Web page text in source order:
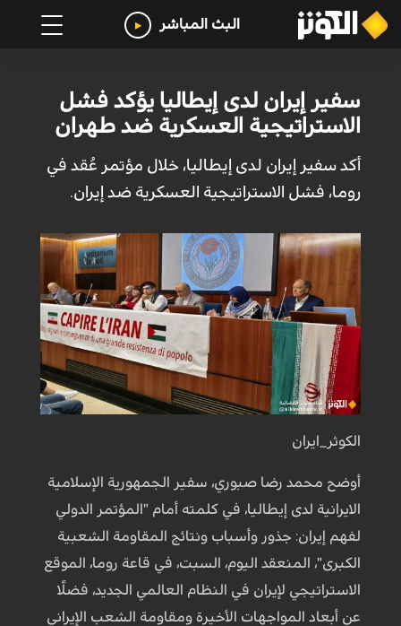
البث المباشر
سفير إيران لدى إيطاليا يؤكد فشل
الاستراتيجية العسكرية ضد طهران
أكد سفير إيران لدى إيطاليا، خلال مؤتمر عُقد في
روما، فشل الاستراتيجية العسكرية ضد إيران.
الكوثر_ايران
أوضح محمد رضا صبوري، سفير الجمهورية الإسلامية
الايرانية لدى إيطاليا، في كلمته أمام "المؤتمر الدولي
لفهم إيران: جذور وأسباب ونتائج المقاومة الشعبية
الكبرى"، المنعقد اليوم، السبت، في قاعة روما، الموقع
الاستراتيجي لإيران في النظام العالمي الجديد، فضلًا
عن أبعاد المواجهات الأخيرة ومقاومة الشعب الإيراني